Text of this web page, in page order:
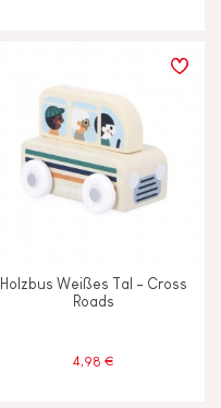
Holzbus Weißes Tal - Cross
Roads
4,98 €